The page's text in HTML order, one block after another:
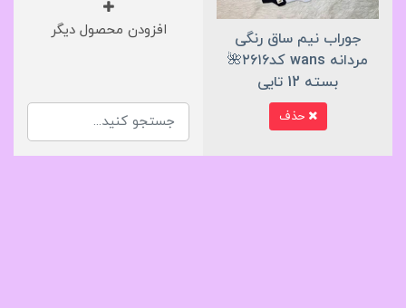
جوراب نیم ساق رنگی
مردانه wans کد۲۶۱۶🌺
بسته 12 تایی
حذف
افزودن محصول دیگر